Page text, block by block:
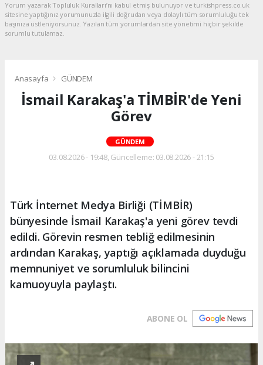
Yorum yazarak Topluluk Kuralları’nı kabul etmiş bulunuyor ve turkishpress.co.uk
sitesine yaptığınız yorumunuzla ilgili doğrudan veya dolaylı tüm sorumluluğu tek
başınıza üstleniyorsunuz. Yazılan tüm yorumlardan site yönetimi hiçbir şekilde
sorumlu tutulamaz.
Anasayfa GÜNDEM
İsmail Karakaş'a TİMBİR'de Yeni
Görev
GÜNDEM
03.08.2026 - 19:48, Güncelleme: 03.08.2026 - 21:15
Türk İnternet Medya Birliği (TİMBİR)
bünyesinde İsmail Karakaş'a yeni görev tevdi
edildi. Görevin resmen tebliğ edilmesinin
ardından Karakaş, yaptığı açıklamada duyduğu
memnuniyet ve sorumluluk bilincini
kamuoyuyla paylaştı.
ABONE OL